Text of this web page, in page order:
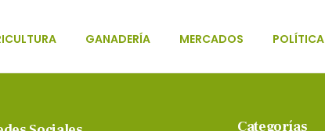
GANADERÍA MERCADOS POLÍTICA
Categorías